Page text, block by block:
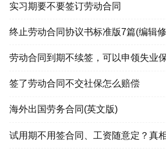
实习期要不要签订劳动合同
终止劳动合同协议书标准版7篇(编辑
劳动合同到期不续签，可以申领失业
签了劳动合同不交社保怎么赔偿
海外出国劳务合同(英文版)
试用期不用签合同、工资随意定？真